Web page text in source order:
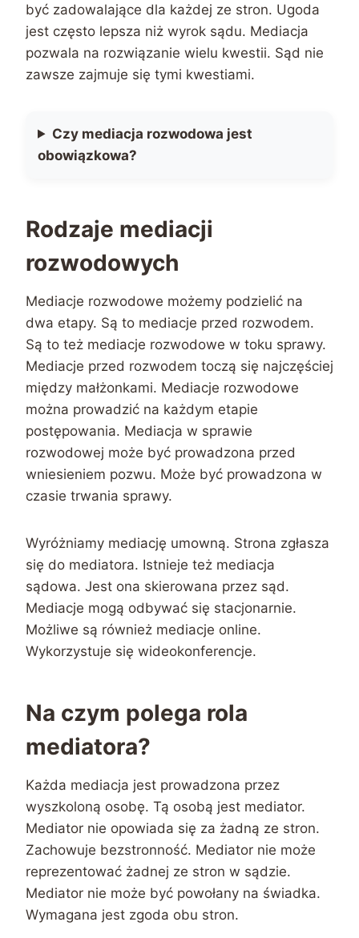
być zadowalające dla każdej ze stron. Ugoda
jest często lepsza niż wyrok sądu. Mediacja
pozwala na rozwiązanie wielu kwestii. Sąd nie
zawsze zajmuje się tymi kwestiami.
Czy mediacja rozwodowa jest
obowiązkowa?
Rodzaje mediacji
rozwodowych
Mediacje rozwodowe możemy podzielić na
dwa etapy. Są to mediacje przed rozwodem.
Są to też mediacje rozwodowe w toku sprawy.
Mediacje przed rozwodem toczą się najczęściej
między małżonkami. Mediacje rozwodowe
można prowadzić na każdym etapie
postępowania. Mediacja w sprawie
rozwodowej może być prowadzona przed
wniesieniem pozwu. Może być prowadzona w
czasie trwania sprawy.
Wyróżniamy mediację umowną. Strona zgłasza
się do mediatora. Istnieje też mediacja
sądowa. Jest ona skierowana przez sąd.
Mediacje mogą odbywać się stacjonarnie.
Możliwe są również mediacje online.
Wykorzystuje się wideokonferencje.
Na czym polega rola
mediatora?
Każda mediacja jest prowadzona przez
wyszkoloną osobę. Tą osobą jest mediator.
Mediator nie opowiada się za żadną ze stron.
Zachowuje bezstronność. Mediator nie może
reprezentować żadnej ze stron w sądzie.
Mediator nie może być powołany na świadka.
Wymagana jest zgoda obu stron.